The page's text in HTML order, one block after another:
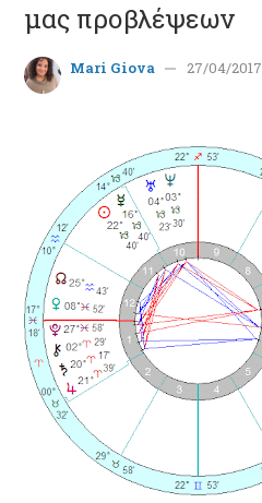
μας προβλέψεων
Mari Giova 27/04/2017